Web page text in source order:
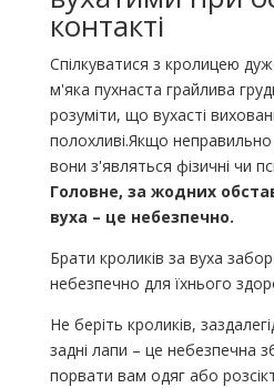
контакті
Спілкуватися з кролицею
м'яка пухнаста грайлива
розуміти, що вухасті
полохливі.Якщо
вони з'являться фізичні чи
Головне, за жодних
вуха – це небезпечно.
Брати кроликів за вуха
небезпечно для їхнього
Не беріть кроликів,
задні лапи – це небезпечна
порвати вам одяг або